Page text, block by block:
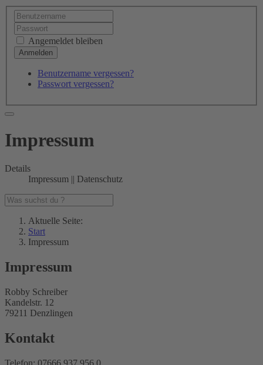
Angemeldet bleiben
Benutzername vergessen?
Passwort vergessen?
Impressum
Details
Impressum || Datenschutz
Aktuelle Seite:
Start
Impressum
Impressum
Robby Schreiber
Kandelstr. 12
79211 Denzlingen
Kontakt
Telefon: 07666 937 956 0